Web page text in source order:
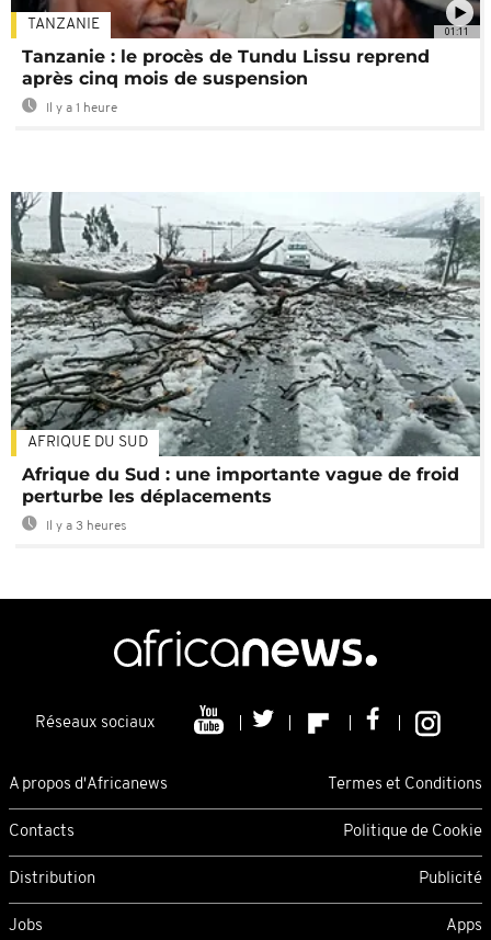
01:11
TANZANIE
Tanzanie : le procès de Tundu Lissu reprend
après cinq mois de suspension
Il y a 1 heure
AFRIQUE DU SUD
Afrique du Sud : une importante vague de froid
perturbe les déplacements
Il y a 3 heures
Réseaux sociaux
A propos d'Africanews Termes et Conditions
Contacts Politique de Cookie
Distribution Publicité
Jobs Apps